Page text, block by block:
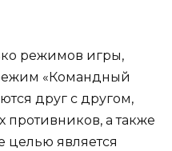
режимов игры,
«Командный
друг с другом,
противников, а также
целью является